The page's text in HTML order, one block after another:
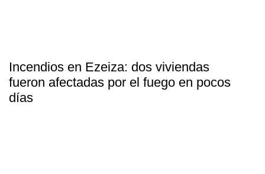
Incendios en Ezeiza: dos viviendas
fueron afectadas por el fuego en pocos
días